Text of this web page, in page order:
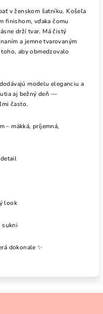
v ženskom šatníku. Košeľa
finishom, vďaka čomu
drží tvar. Má čistý
a jemne tvarovaným
aby obmedzovalo
modelu eleganciu a
aj bežný deň —
často.
– mäkká, príjemná,
look
sukni
dokonale ✨